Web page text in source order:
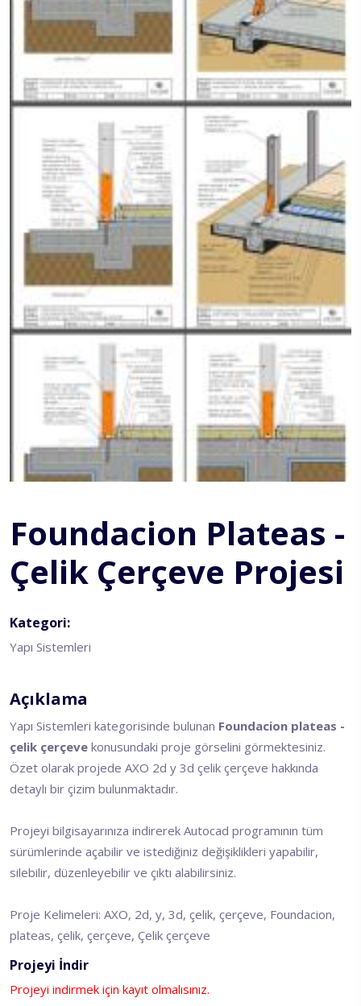
Foundacion Plateas -
Çelik Çerçeve Projesi
Kategori:
Yapı Sistemleri
Açıklama
Yapı Sistemleri kategorisinde bulunan Foundacion plateas -
çelik çerçeve konusundaki proje görselini görmektesiniz.
Özet olarak projede AXO 2d y 3d çelik çerçeve hakkında
detaylı bir çizim bulunmaktadır.
Projeyi bilgisayarınıza indirerek Autocad programının tüm
sürümlerinde açabilir ve istediğiniz değişiklikleri yapabilir,
silebilir, düzenleyebilir ve çıktı alabilirsiniz.
Proje Kelimeleri: AXO, 2d, y, 3d, çelik, çerçeve, Foundacion,
plateas, çelik, çerçeve, Çelik çerçeve
Projeyi İndir
Projeyi indirmek için kayıt olmalısınız.